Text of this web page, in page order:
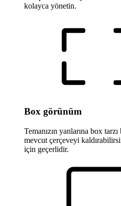
kolayca yönetin.
Box görünüm
Temanızın yanlarına box
mevcut çerçeveyi
için geçerlidir.